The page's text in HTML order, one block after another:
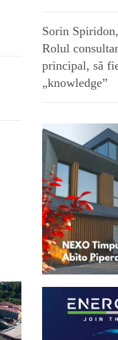
Sorin
Rolul
principal, să
„knowledge”